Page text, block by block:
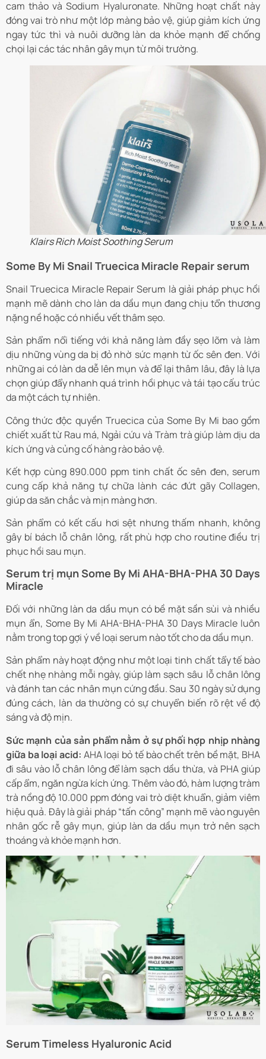
cam thảo và Sodium Hyaluronate. Những hoạt chất này
đóng vai trò như một lớp màng bảo vệ, giúp giảm kích ứng
ngay tức thì và nuôi dưỡng làn da khỏe mạnh để chống
chọi lại các tác nhân gây mụn từ môi trường.
Klairs Rich Moist Soothing Serum
Some By Mi Snail Truecica Miracle Repair serum
Snail Truecica Miracle Repair Serum là giải pháp phục hồi
mạnh mẽ dành cho làn da dầu mụn đang chịu tổn thương
nặng nề hoặc có nhiều vết thâm sẹo.
Sản phẩm nổi tiếng với khả năng làm đầy sẹo lõm và làm
dịu những vùng da bị đỏ nhờ sức mạnh từ ốc sên đen. Với
những ai có làn da dễ lên mụn và để lại thâm lâu, đây là lựa
chọn giúp đẩy nhanh quá trình hồi phục và tái tạo cấu trúc
da một cách tự nhiên.
Công thức độc quyền Truecica của Some By Mi bao gồm
chiết xuất từ Rau má, Ngải cứu và Tràm trà giúp làm dịu da
kích ứng và củng cố hàng rào bảo vệ.
Kết hợp cùng 890.000 ppm tinh chất ốc sên đen, serum
cung cấp khả năng tự chữa lành các đứt gãy Collagen,
giúp da săn chắc và mịn màng hơn.
Sản phẩm có kết cấu hơi sệt nhưng thấm nhanh, không
gây bí bách lỗ chân lông, rất phù hợp cho routine điều trị
phục hồi sau mụn.
Serum trị mụn Some By Mi AHA-BHA-PHA 30 Days
Miracle
Đối với những làn da dầu mụn có bề mặt sần sùi và nhiều
mụn ẩn, Some By Mi AHA-BHA-PHA 30 Days Miracle luôn
nằm trong top gợi ý về loại serum nào tốt cho da dầu mụn.
Sản phẩm này hoạt động như một loại tinh chất tẩy tế bào
chết nhẹ nhàng mỗi ngày, giúp làm sạch sâu lỗ chân lông
và đánh tan các nhân mụn cứng đầu. Sau 30 ngày sử dụng
đúng cách, làn da thường có sự chuyển biến rõ rệt về độ
sáng và độ mịn.
Sức mạnh của sản phẩm nằm ở sự phối hợp nhịp nhàng
giữa ba loại acid: AHA loại bỏ tế bào chết trên bề mặt, BHA
đi sâu vào lỗ chân lông để làm sạch dầu thừa, và PHA giúp
cấp ẩm, ngăn ngừa kích ứng. Thêm vào đó, hàm lượng tràm
trà nồng độ 10.000 ppm đóng vai trò diệt khuẩn, giảm viêm
hiệu quả. Đây là giải pháp “tấn công” mạnh mẽ vào nguyên
nhân gốc rễ gây mụn, giúp làn da dầu mụn trở nên sạch
thoáng và khỏe mạnh hơn.
Serum Timeless Hyaluronic Acid